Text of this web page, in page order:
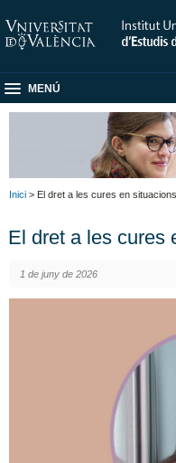
MENÚ
Inici > El dret a les cures en
El dret a les cures
1 de juny de 2026